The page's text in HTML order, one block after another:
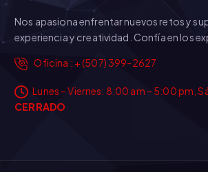
Nos apasiona enfrentar nuevos retos y
experiencia y creatividad. Confía en los
Oficina : + (507) 399-2627
Lunes – Viernes: 8:00 am – 5:00 pm,
CERRADO